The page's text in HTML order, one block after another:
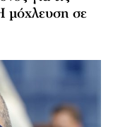
μόχλευση σε